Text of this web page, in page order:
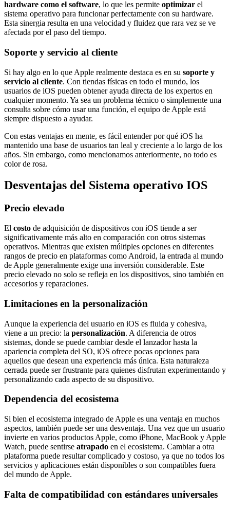
hardware como el software, lo que les permite optimizar el
sistema operativo para funcionar perfectamente con su hardware.
Esta sinergia resulta en una velocidad y fluidez que rara vez se ve
afectada por el paso del tiempo.
Soporte y servicio al cliente
Si hay algo en lo que Apple realmente destaca es en su soporte y
servicio al cliente. Con tiendas físicas en todo el mundo, los
usuarios de iOS pueden obtener ayuda directa de los expertos en
cualquier momento. Ya sea un problema técnico o simplemente una
consulta sobre cómo usar una función, el equipo de Apple está
siempre dispuesto a ayudar.
Con estas ventajas en mente, es fácil entender por qué iOS ha
mantenido una base de usuarios tan leal y creciente a lo largo de los
años. Sin embargo, como mencionamos anteriormente, no todo es
color de rosa.
Desventajas del Sistema operativo IOS
Precio elevado
El costo de adquisición de dispositivos con iOS tiende a ser
significativamente más alto en comparación con otros sistemas
operativos. Mientras que existen múltiples opciones en diferentes
rangos de precio en plataformas como Android, la entrada al mundo
de Apple generalmente exige una inversión considerable. Este
precio elevado no solo se refleja en los dispositivos, sino también en
accesorios y reparaciones.
Limitaciones en la personalización
Aunque la experiencia del usuario en iOS es fluida y cohesiva,
viene a un precio: la personalización. A diferencia de otros
sistemas, donde se puede cambiar desde el lanzador hasta la
apariencia completa del SO, iOS ofrece pocas opciones para
aquellos que desean una experiencia más única. Esta naturaleza
cerrada puede ser frustrante para quienes disfrutan experimentando y
personalizando cada aspecto de su dispositivo.
Dependencia del ecosistema
Si bien el ecosistema integrado de Apple es una ventaja en muchos
aspectos, también puede ser una desventaja. Una vez que un usuario
invierte en varios productos Apple, como iPhone, MacBook y Apple
Watch, puede sentirse atrapado en el ecosistema. Cambiar a otra
plataforma puede resultar complicado y costoso, ya que no todos los
servicios y aplicaciones están disponibles o son compatibles fuera
del mundo de Apple.
Falta de compatibilidad con estándares universales